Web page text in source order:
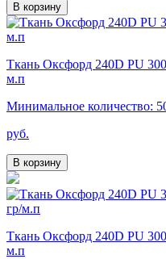
В корзину
Ткань Оксфорд 240D PU
м.п
Минимальное количество:
руб.
В корзину
Ткань Оксфорд 240D PU
м.п